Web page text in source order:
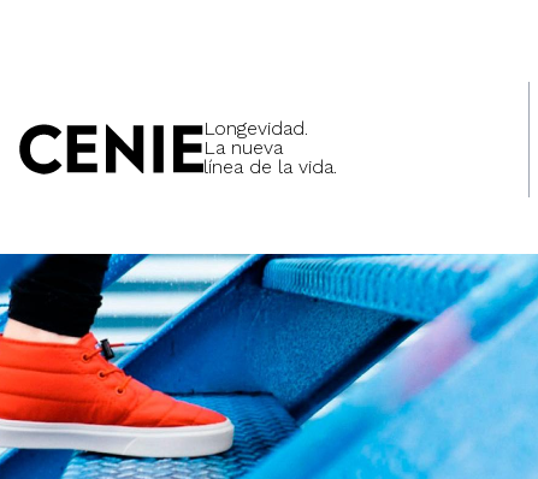
Longevidad.
La nueva
línea de la vida.